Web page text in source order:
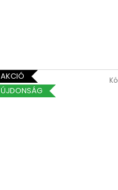
AKCIÓ
ÚJDONSÁG